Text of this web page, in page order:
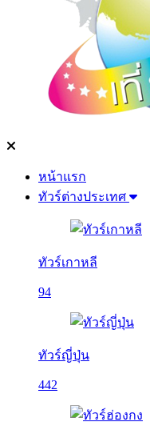
หน้าแรก
ทัวร์ต่างประเทศ
ทัวร์เกาหลี
94
ทัวร์ญี่ปุ่น
442